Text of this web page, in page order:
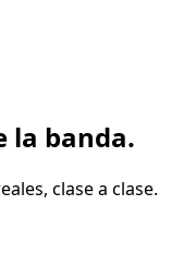
la banda.
clase a clase.